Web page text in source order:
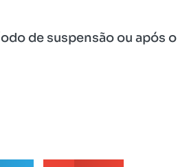
de suspensão ou após o